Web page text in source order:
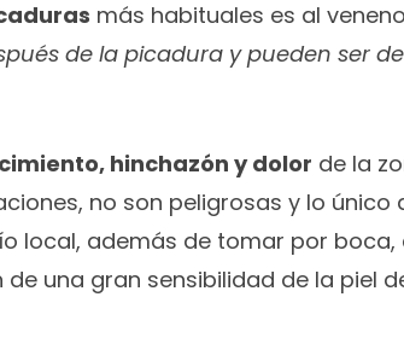
más habituales es al
de la picadura y pueden ser
hinchazón y dolor de la
no son peligrosas y lo único
local, además de tomar por
una gran sensibilidad de la piel